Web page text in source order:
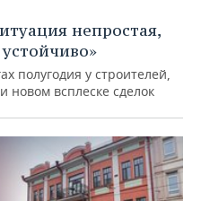
непростая,
полугодия у строителей,
новом всплеске сделок